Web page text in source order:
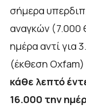
σήμερα
αναγκών (7.000
ημέρα αντί για
(έκθεση Oxfam)
κάθε λεπτό
16.000 την